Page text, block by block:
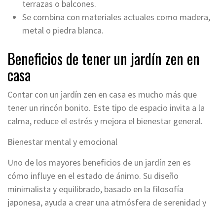
terrazas o balcones.
Se combina con materiales actuales como madera,
metal o piedra blanca.
Beneficios de tener un jardín zen en
casa
Contar con un jardín zen en casa es mucho más que
tener un rincón bonito. Este tipo de espacio invita a la
calma, reduce el estrés y mejora el bienestar general.
Bienestar mental y emocional
Uno de los mayores beneficios de un jardín zen es
cómo influye en el estado de ánimo. Su diseño
minimalista y equilibrado, basado en la filosofía
japonesa, ayuda a crear una atmósfera de serenidad y